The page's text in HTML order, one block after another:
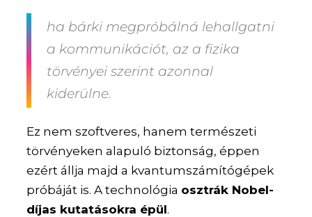
ha bárki megpróbálná lehallgatni
a kommunikációt, az a fizika
törvényei szerint azonnal
kiderülne.
Ez nem szoftveres, hanem természeti
törvényeken alapuló biztonság, éppen
ezért állja majd a kvantumszámítógépek
próbáját is. A technológia osztrák Nobel-
díjas kutatásokra épül.